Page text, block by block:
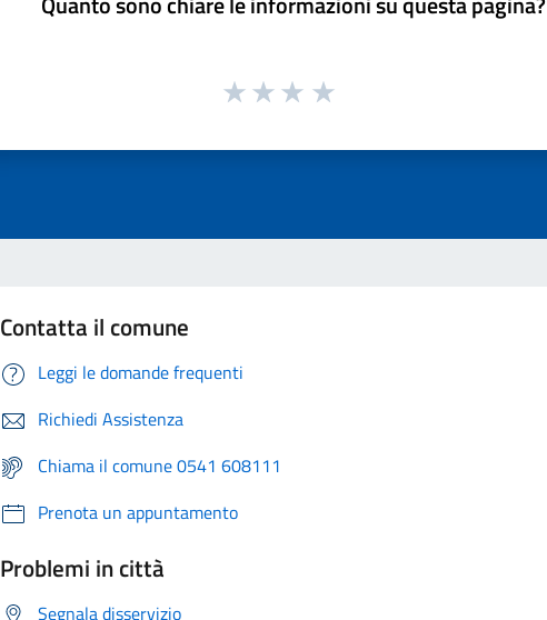
Contatta il comune
Leggi le domande frequenti
Richiedi Assistenza
Chiama il comune 0541 608111
Prenota un appuntamento
Problemi in città
Segnala disservizio